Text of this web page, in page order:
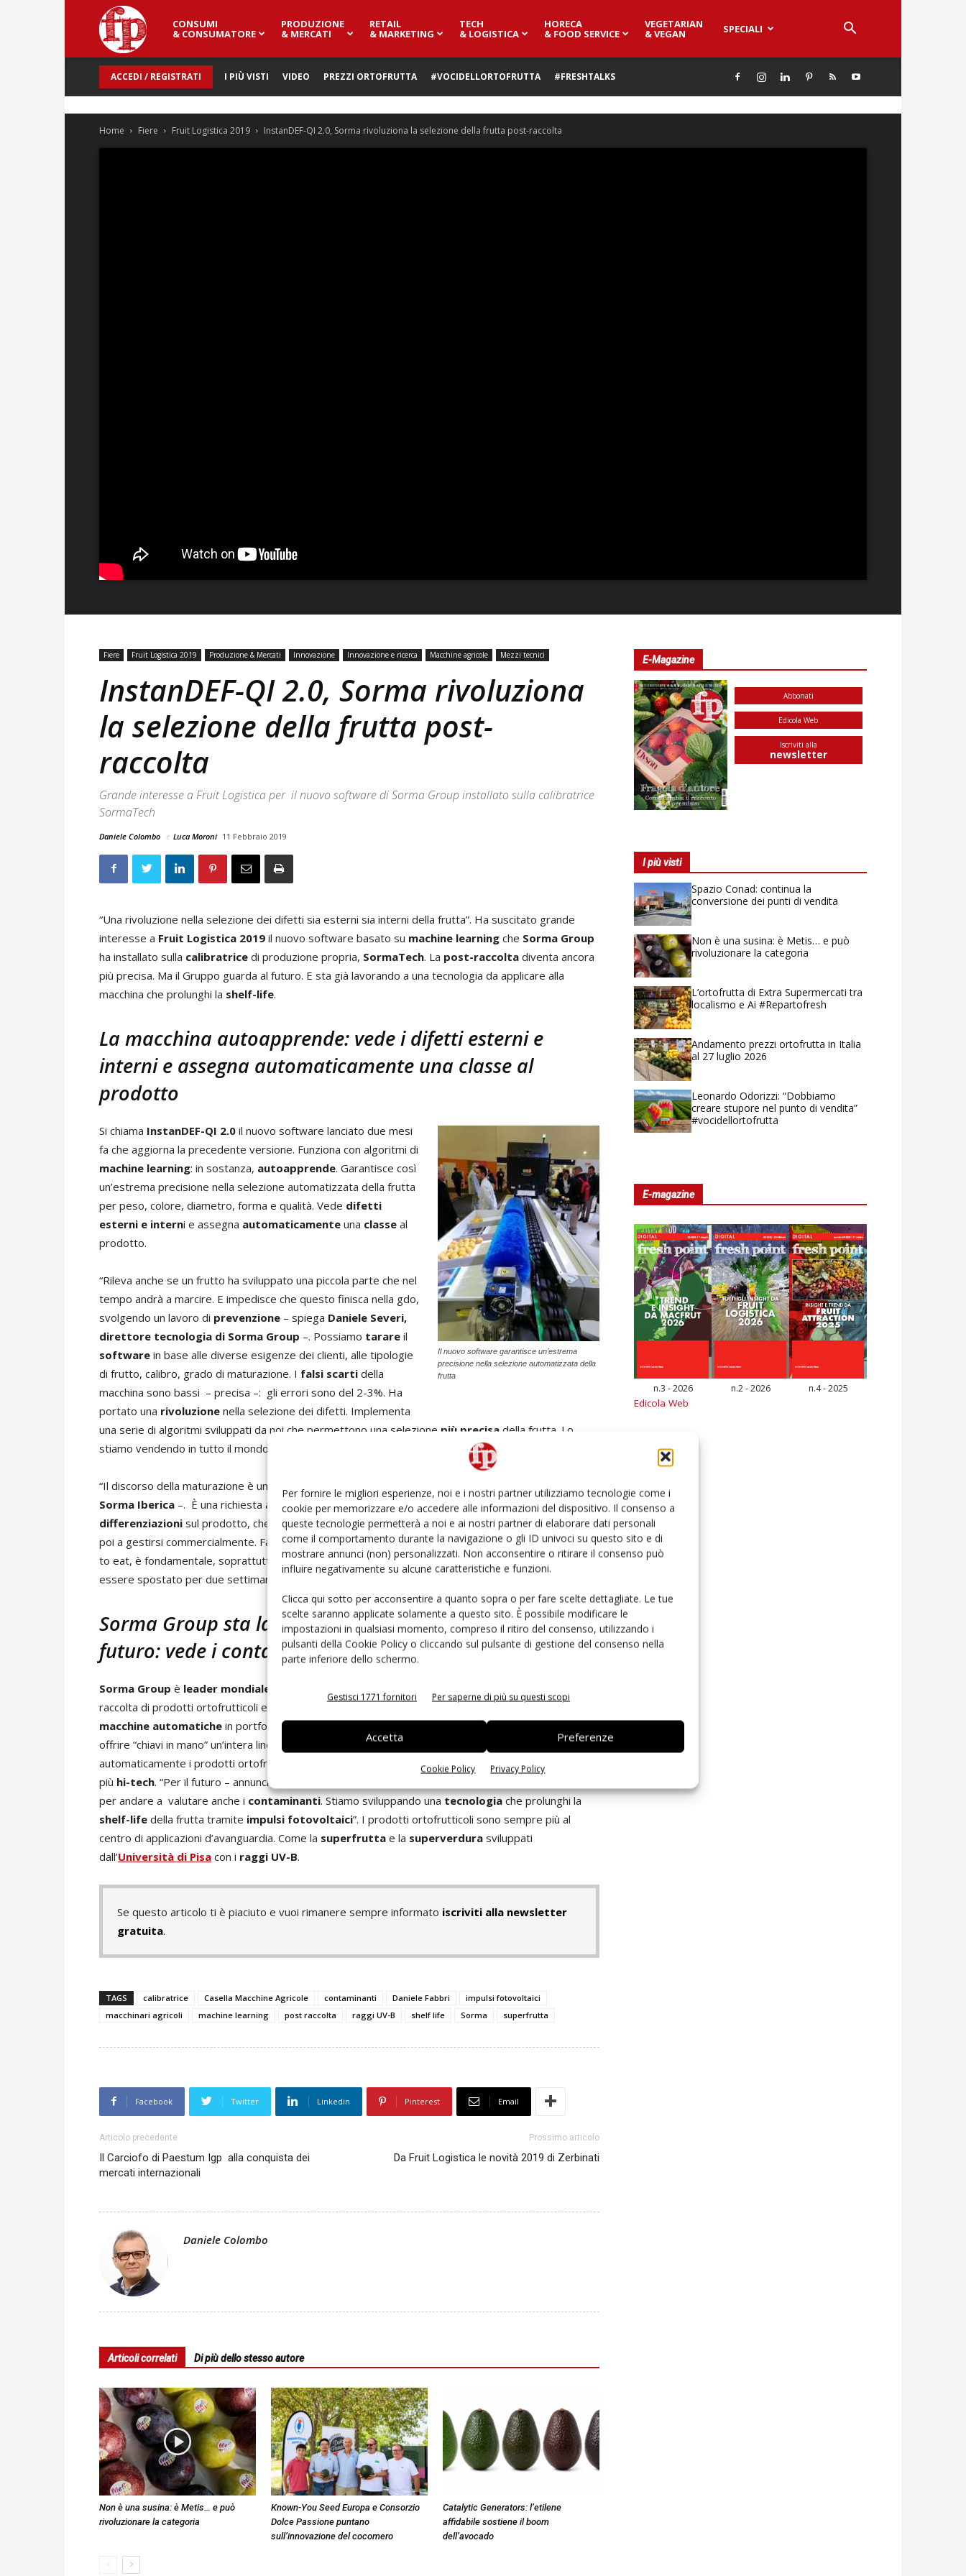
Per fornire le migliori esperienze, noi e i nostri partner utilizziamo tecnologie come i
cookie per memorizzare e/o accedere alle informazioni del dispositivo. Il consenso a
queste tecnologie permetterà a noi e ai nostri partner di elaborare dati personali
come il comportamento durante la navigazione o gli ID univoci su questo sito e di
mostrare annunci (non) personalizzati. Non acconsentire o ritirare il consenso può
influire negativamente su alcune caratteristiche e funzioni.
Clicca qui sotto per acconsentire a quanto sopra o per fare scelte dettagliate. Le tue
scelte saranno applicate solamente a questo sito. È possibile modificare le
impostazioni in qualsiasi momento, compreso il ritiro del consenso, utilizzando i
pulsanti della Cookie Policy o cliccando sul pulsante di gestione del consenso nella
parte inferiore dello schermo.
Gestisci 1771 fornitori Per saperne di più su questi scopi
Accetta Preferenze
Cookie Policy Privacy Policy
Fresh
Point
CONSUMI
& CONSUMATORE
PRODUZIONE
& MERCATI
RETAIL
& MARKETING
TECH
& LOGISTICA
HORECA
& FOOD SERVICE
VEGETARIAN
& VEGAN SPECIALI
ACCEDI / REGISTRATI I PIÙ VISTI VIDEO PREZZI ORTOFRUTTA #VOCIDELLORTOFRUTTA #FRESHTALKS
Home Fiere Fruit Logistica 2019 InstanDEF-QI 2.0, Sorma rivoluziona la selezione della frutta post-raccolta
Fiere Fruit Logistica 2019 Produzione & Mercati Innovazione Innovazione e ricerca Macchine agricole Mezzi tecnici
InstanDEF-QI 2.0, Sorma rivoluziona
la selezione della frutta post-
raccolta
Grande interesse a Fruit Logistica per il nuovo software di Sorma Group installato sulla calibratrice
SormaTech
Daniele Colombo e Luca Moroni 11 Febbraio 2019
“Una rivoluzione nella selezione dei difetti sia esterni sia interni della frutta”. Ha suscitato grande
interesse a Fruit Logistica 2019 il nuovo software basato su machine learning che Sorma Group
ha installato sulla calibratrice di produzione propria, SormaTech. La post-raccolta diventa ancora
più precisa. Ma il Gruppo guarda al futuro. E sta già lavorando a una tecnologia da applicare alla
macchina che prolunghi la shelf-life.
La macchina autoapprende: vede i difetti esterni e
interni e assegna automaticamente una classe al
prodotto
Il nuovo software garantisce un’estrema
precisione nella selezione automatizzata della
frutta
Si chiama InstanDEF-QI 2.0 il nuovo software lanciato due mesi
fa che aggiorna la precedente versione. Funziona con algoritmi di
machine learning: in sostanza, autoapprende. Garantisce così
un’estrema precisione nella selezione automatizzata della frutta
per peso, colore, diametro, forma e qualità. Vede difetti
esterni e interni e assegna automaticamente una classe al
prodotto.
“Rileva anche se un frutto ha sviluppato una piccola parte che nel
tempo andrà a marcire. E impedisce che questo finisca nella gdo,
svolgendo un lavoro di prevenzione – spiega Daniele Severi,
direttore tecnologia di Sorma Group –. Possiamo tarare il
software in base alle diverse esigenze dei clienti, alle tipologie
di frutto, calibro, grado di maturazione. I falsi scarti della
macchina sono bassi – precisa –: gli errori sono del 2-3%. Ha
portato una rivoluzione nella selezione dei difetti. Implementa
una serie di algoritmi sviluppati da noi che permettono una selezione più precisa della frutta. Lo
stiamo vendendo in tutto il mondo e siamo molto soddisfatti”.
“Il discorso della maturazione è un punto chiave – aggiunge
rettore generale di
Sorma Iberica –. È una richiesta assoluta dei supermercati. La macchina riesce a faretre
differenziazioni sul prodotto, che rispecchia in tre valori differenti. Il cliente in base a quello riesce
poi a gestirsi commercialmente. Fare una differenziazione del frutto, da duro a quasi pronto a ready
to eat, è fondamentale, soprattutto per chi fa esportazione. Si riesce a capire quale prodotto può
essere spostato per due settimane di viaggio e quale solo localmente e mangiato in pochi giorni”.
Sorma Group sta lavorando per la calibratrice del
futuro: vede i contaminanti e allunga la shelf-life
Sorma Group è leader mondiale
raccolta di prodotti ortofrutticoli e di materiali tecnici per il packaging. Con oltre160 modelli di
macchine automatiche in portfolio, rappresenta l’unico complesso di aziende al mondo in grado di
offrire “chiavi in mano” un’intera linea di macchinari necessari a selezionare, pesare e confezionare
automaticamente i prodotti ortofrutticoli. Ma il Gruppo sta già lavorando per una calibratrice
più hi-tech. “Per il futuro – annuncia Daniele Fabbri – stiamo lavorando con una consociata francese
per andare a valutare anche i contaminanti. Stiamo sviluppando unatecnologiache prolunghi la
shelf-life della frutta tramite impulsi fotovoltaici”. I prodotti ortofrutticoli sono sempre più al
centro di applicazioni d’avanguardia. Come la superfrutta e la superverdura sviluppati
dall’Università di Pisa con i raggi UV-B.
Se questo articolo ti è piaciuto e vuoi rimanere sempre informato iscriviti alla newsletter
gratuita.
TAGS calibratrice Casella Macchine Agricole contaminanti Daniele Fabbri
impulsi fotovoltaici
macchinari agricoli
machine learning post raccolta raggi UV-B shelf life Sorma superfrutta
Facebook Twitter Linkedin Pinterest Email
Articolo precedente
Il Carciofo di Paestum Igp alla conquista dei
mercati internazionali
Prossimo articolo
Da Fruit Logistica le novità 2019 di Zerbinati
Daniele Colombo
Articoli correlati Di più dello stesso autore
Non è una susina: è Metis… e può
rivoluzionare la categoria
Known-You Seed Europa e Consorzio
Dolce Passione puntano
sull’innovazione del cocomero
Catalytic Generators: l’etilene
affidabile sostiene il boom
dell’avocado
E-Magazine
Abbonati
Edicola Web
Iscriviti alla
newsletter
I più visti
Spazio Conad: continua la
conversione dei punti di vendita
Non è una susina: è Metis… e può
rivoluzionare la categoria
L’ortofrutta di Extra Supermercati tra
localismo e Ai #Repartofresh
Andamento prezzi ortofrutta in Italia
al 27 luglio 2026
Leonardo Odorizzi: “Dobbiamo
creare stupore nel punto di vendita”
#vocidellortofrutta
E-magazine
n.3 - 2026 n.2 - 2026 n.4 - 2025
Edicola Web